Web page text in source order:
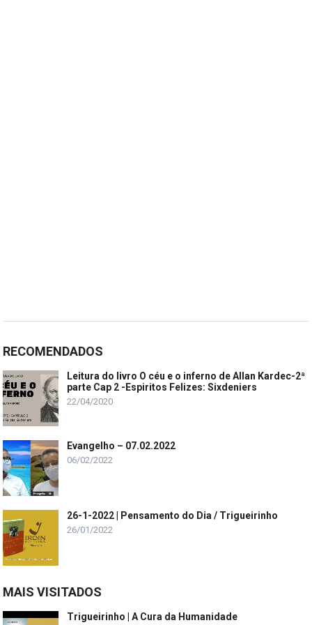
RECOMENDADOS
Leitura do livro O céu e o inferno de Allan Kardec-2ª
parte Cap 2 -Espiritos Felizes: Sixdeniers
22/04/2020
Evangelho – 07.02.2022
06/02/2022
26-1-2022 | Pensamento do Dia / Trigueirinho
26/01/2022
MAIS VISITADOS
Trigueirinho | A Cura da Humanidade